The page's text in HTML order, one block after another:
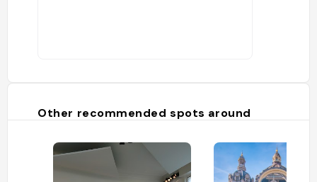
Other recommended spots around